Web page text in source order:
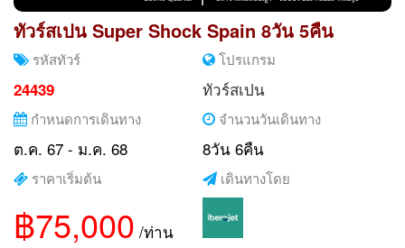
ทัวร์สเปน Super Shock Spain 8วัน 5คืน
รหัสทัวร์
24439
โปรแกรม
ทัวร์สเปน
กำหนดการเดินทาง
ต.ค. 67 - ม.ค. 68
จำนวนวันเดินทาง
8วัน 6คืน
ราคาเริ่มต้น
฿75,000 /ท่าน
เดินทางโดย